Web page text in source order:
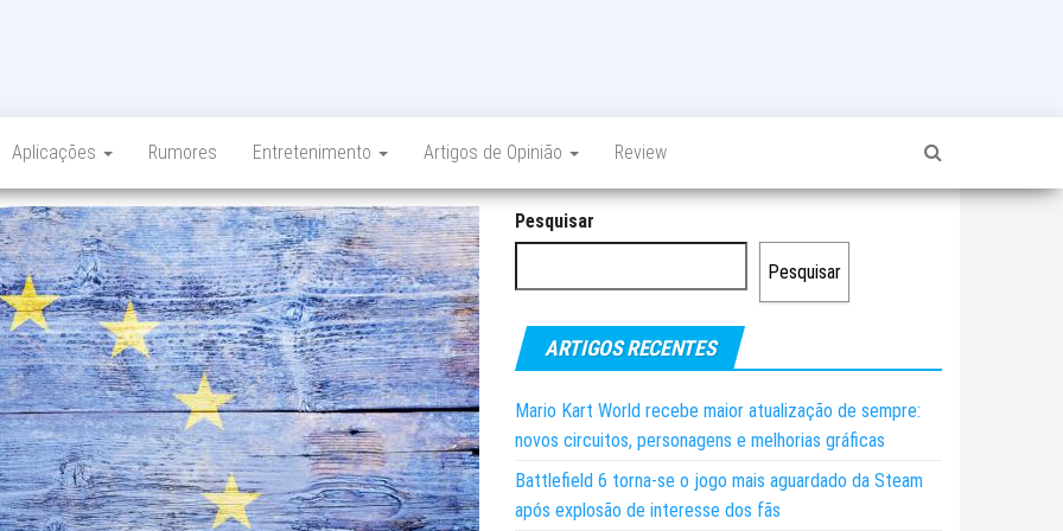
Aplicações Rumores Entretenimento Artigos de Opinião Review
Pesquisar
Pesquisar
ARTIGOS RECENTES
Mario Kart World recebe maior atualização de sempre:
novos circuitos, personagens e melhorias gráficas
Battlefield 6 torna-se o jogo mais aguardado da Steam
após explosão de interesse dos fãs